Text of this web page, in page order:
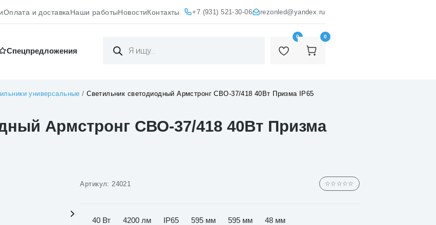
Оплата и доставкаНаши работыНовостиКонтакты +7 (931) 521-30-06 rezonled@yandex.ru
Cпецпредложения
товаров
0 0
универсальные /Светильник светодиодный Армстронг СВО-37/418 40Вт Призма IP65
Армстронг СВО-37/418 40Вт Призма
Артикул: 24021 ☆☆☆☆☆
40 Вт 4200 лм IP65 595 мм 595 мм 48 мм